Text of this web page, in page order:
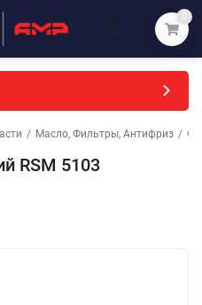
0
/ Масло, Фильтры, Антифриз /
RSM 5103